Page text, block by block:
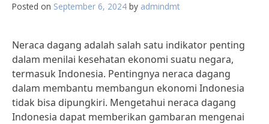
Posted on September 6, 2024 by admindmt
Neraca dagang adalah salah satu indikator penting
dalam menilai kesehatan ekonomi suatu negara,
termasuk Indonesia. Pentingnya neraca dagang
dalam membantu membangun ekonomi Indonesia
tidak bisa dipungkiri. Mengetahui neraca dagang
Indonesia dapat memberikan gambaran mengenai